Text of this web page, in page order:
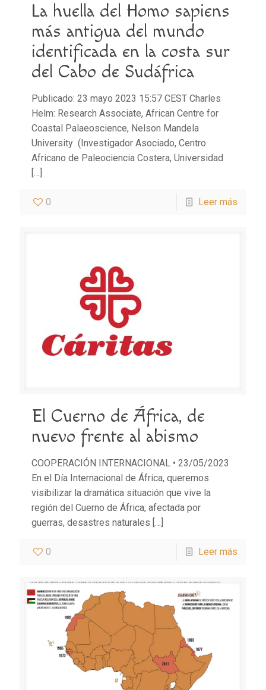
La huella del Homo sapiens
más antigua del mundo
identificada en la costa sur
del Cabo de Sudáfrica
Publicado: 23 mayo 2023 15:57 CEST Charles
Helm: Research Associate, African Centre for
Coastal Palaeoscience, Nelson Mandela
University (Investigador Asociado, Centro
Africano de Paleociencia Costera, Universidad
[…]
0 Leer más
El Cuerno de África, de
nuevo frente al abismo
COOPERACIÓN INTERNACIONAL • 23/05/2023
En el Día Internacional de África, queremos
visibilizar la dramática situación que vive la
región del Cuerno de África, afectada por
guerras, desastres naturales […]
0 Leer más